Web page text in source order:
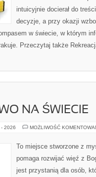
intuicyjnie docierał do
decyzje, a przy okazji
w świecie, w którym
Przeczytaj także
NA ŚWIECIE
2026 MOŻLIWOŚĆ
To miejsce stworzone z
pomaga rozwijać więź z
jest przystanią dla osób,